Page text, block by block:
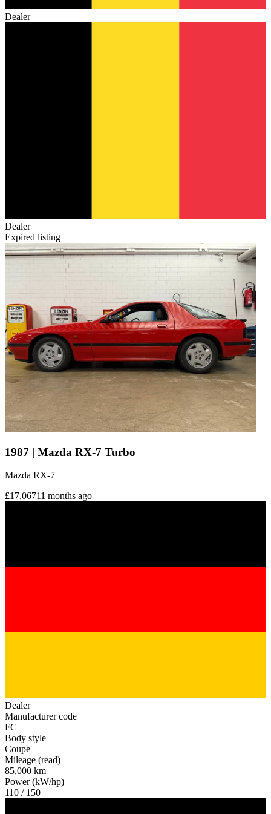
Dealer
Dealer
Expired listing
1987 | Mazda RX-7 Turbo
Mazda RX-7
£17,06711 months ago
Dealer
Manufacturer code
FC
Body style
Coupe
Mileage (read)
85,000 km
Power (kW/hp)
110 / 150